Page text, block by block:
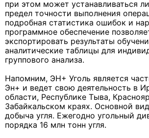
при этом может устанавливаться
предел точности выполнения
подробная статистика ошибок и
программное обеспечение
экспортировать результаты
аналитические таблицы для
группового анализа.
Напомним, ЭН+ Уголь является
Эн+ и ведет свою деятельность в
области, Республике Тыва,
Забайкальском краях. Основной
добыча угля. Ежегодно угольный
порядка 16 млн тонн угля.